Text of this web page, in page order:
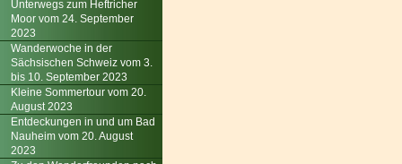
Unterwegs zum Heftricher
Moor vom 24. September
2023
Wanderwoche in der
Sächsischen Schweiz vom 3.
bis 10. September 2023
Kleine Sommertour vom 20.
August 2023
Entdeckungen in und um Bad
Nauheim vom 20. August
2023